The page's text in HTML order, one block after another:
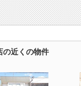
の近くの物件